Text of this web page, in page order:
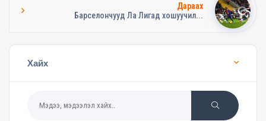
Дараах
Барселончууд Ла Лигад хошуучил...
Хайх